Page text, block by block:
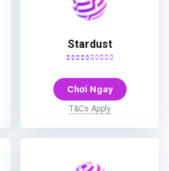
Stardust
Chơi Ngay
T&Cs Apply